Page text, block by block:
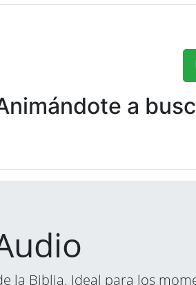
a
la Biblia. Ideal para los